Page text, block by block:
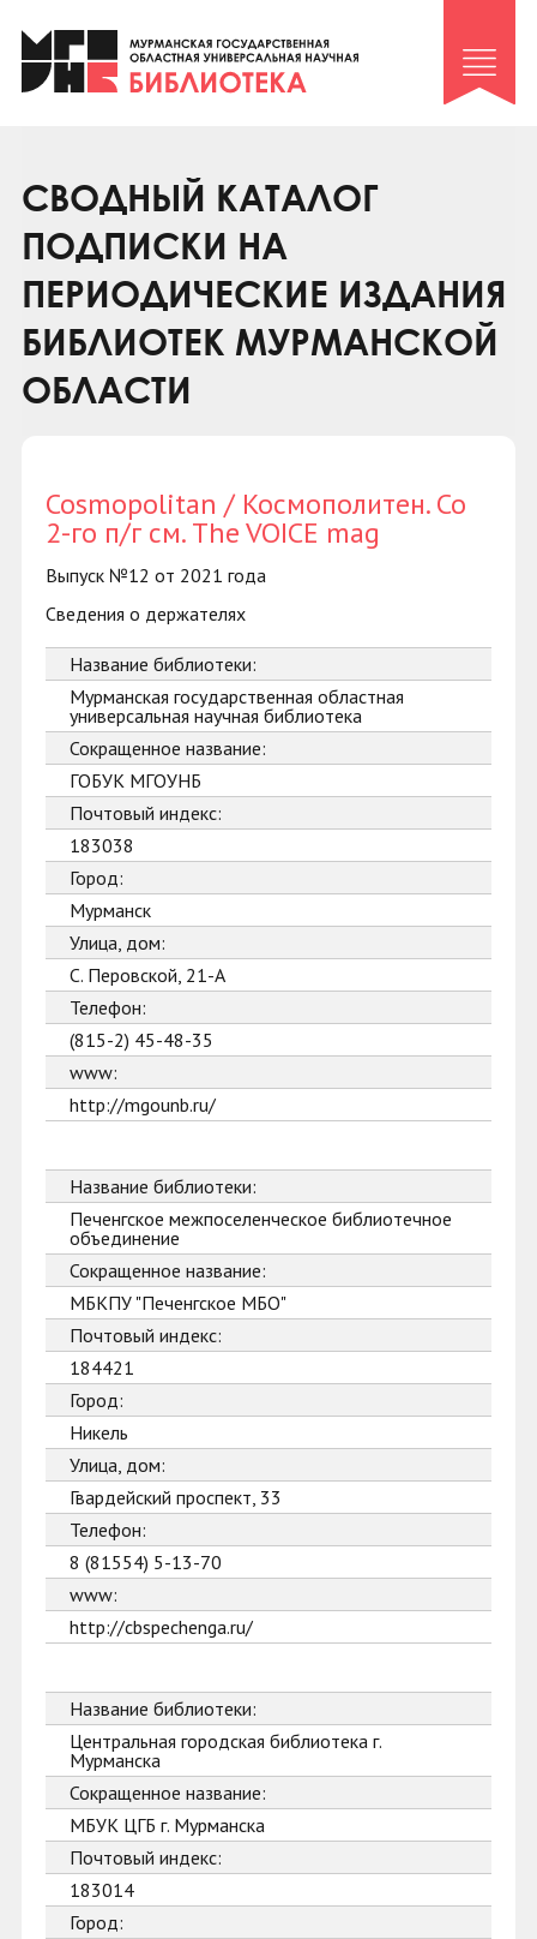
Клуб «Гиря и сельдерей»
Клуб «Семейный архив»
Коллегам
Контакты
СВОДНЫЙ КАТАЛОГ
ПОДПИСКИ НА
ПЕРИОДИЧЕСКИЕ ИЗДАНИЯ
БИБЛИОТЕК МУРМАНСКОЙ
ОБЛАСТИ
Cosmopolitan / Космополитен. Со
2-го п/г см. The VOICE mag
Выпуск №12 от 2021 года
Сведения о держателях
Название библиотеки:
Мурманская государственная областная
универсальная научная библиотека
Сокращенное название:
ГОБУК МГОУНБ
Почтовый индекс:
183038
Город:
Мурманск
Улица, дом:
С. Перовской, 21-А
Телефон:
(815-2) 45-48-35
www:
http://mgounb.ru/
Название библиотеки:
Печенгское межпоселенческое библиотечное
объединение
Сокращенное название:
МБКПУ "Печенгское МБО"
Почтовый индекс:
184421
Город:
Никель
Улица, дом:
Гвардейский проспект, 33
Телефон:
8 (81554) 5-13-70
www:
http://cbspechenga.ru/
Название библиотеки:
Центральная городская библиотека г.
Мурманска
Сокращенное название:
МБУК ЦГБ г. Мурманска
Почтовый индекс:
183014
Город: